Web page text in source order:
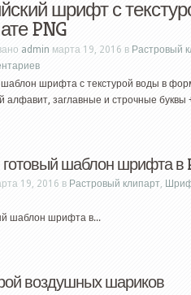
шрифт с
PNG
admin марта 19, 2016 в Растровый
шрифта с текстурой воды в
алфавит, заглавные и строчные
готовый шаблон шрифта в
19, 2016 в Растровый клипарт,
шаблон шрифта в...
воздушных шариков